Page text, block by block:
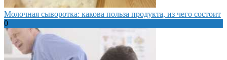
Молочная сыворотка: какова польза продукта, из чего состоит
0